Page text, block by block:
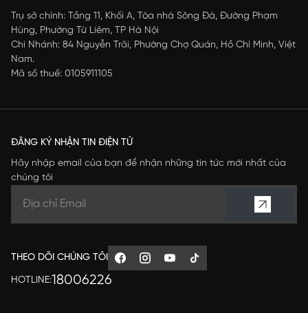
Trụ sở chính: Tầng 11, Khối A, Tòa nhà Sông Đà, Đường Phạm
Hùng, Phường Từ Liêm, TP Hà Nội
Chi Nhánh: 84 Nguyễn Trãi, Phường Chợ Quán, Hồ Chí Minh, Việt
Nam.
Mã số thuế: 0105911105
ĐĂNG KÝ NHẬN TIN ĐIỆN TỬ
Hãy nhập email của bạn để nhận những tin tức mới nhất của
chúng tôi
THEO DÕI CHÚNG TÔI
HOTLINE:18006226